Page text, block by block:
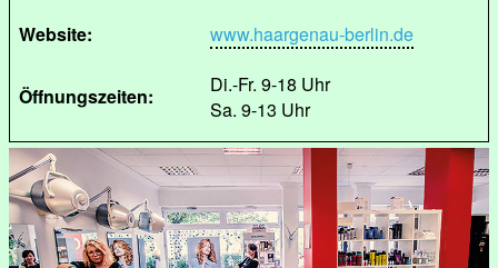
Website:
www.haargenau-berlin.de
Öffnungszeiten:
Di.-Fr. 9-18 Uhr
Sa. 9-13 Uhr